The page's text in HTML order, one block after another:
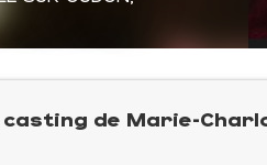
de Marie-